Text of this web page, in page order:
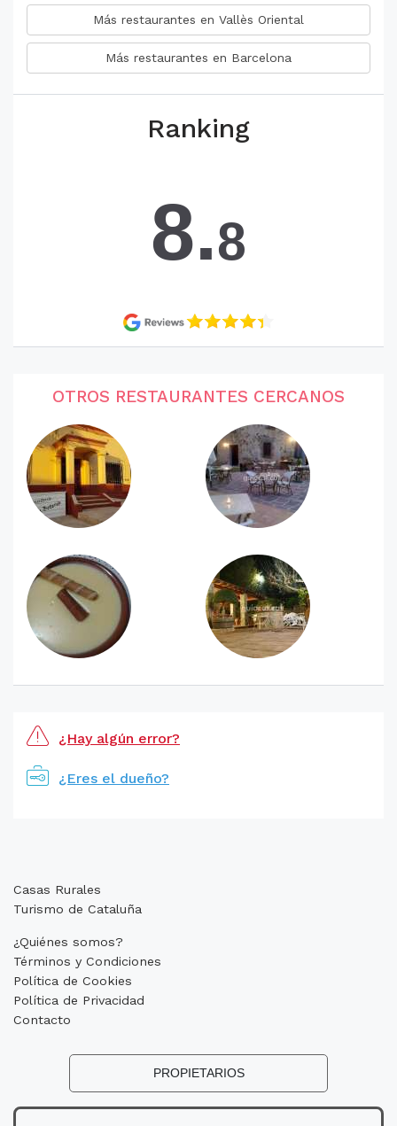
Más restaurantes en Vallès Oriental
Más restaurantes en Barcelona
Ranking
8.8
OTROS RESTAURANTES CERCANOS
¿Hay algún error?
¿Eres el dueño?
Casas Rurales
Turismo de Cataluña
¿Quiénes somos?
Términos y Condiciones
Política de Cookies
Política de Privacidad
Contacto
PROPIETARIOS